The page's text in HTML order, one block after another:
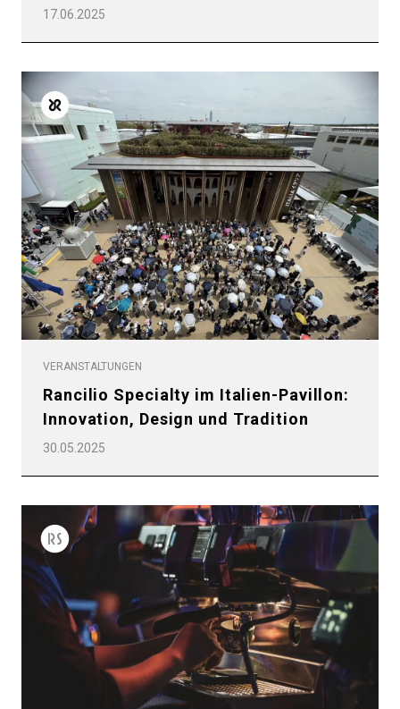
17.06.2025
VERANSTALTUNGEN
Rancilio Specialty im Italien-Pavillon:
Innovation, Design und Tradition
30.05.2025